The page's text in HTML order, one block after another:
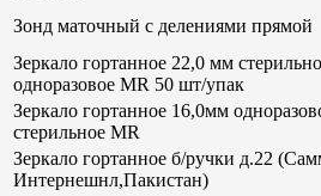
Зонд маточный с делениями прямой
Зеркало гортанное 22,0 мм
одноразовое MR 50 шт/упак
Зеркало гортанное 16,0мм
стерильное MR
Зеркало гортанное б/ручки д.22
Интернешнл,Пакистан)